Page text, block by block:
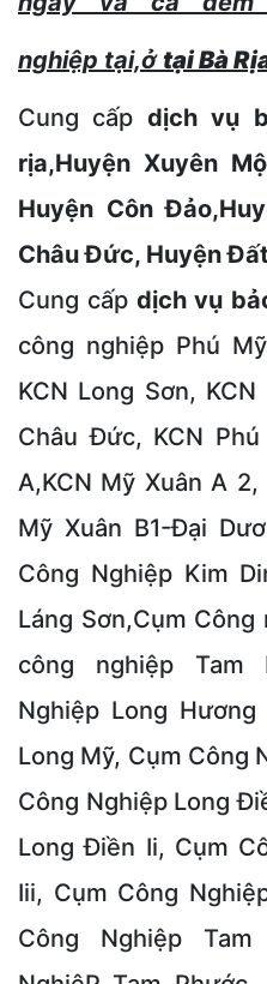
nghiệp tại,ởtại Bà
Cung cấp dịch vụ
rịa,Huyện Xuyên
Huyện Côn
Châu Đức, Huyện
Cung cấp dịch vụ
công nghiệp Phú
KCN Long Sơn,
Châu Đức, KCN
A,KCN Mỹ Xuân A 2,
Mỹ Xuân B1-Đại
Công Nghiệp Kim
Láng Sơn,Cụm
công nghiệp Tam
Nghiệp Long
Long Mỹ, Cụm Công
Công Nghiệp Long
Long Điền Ii, Cụm
Iii, Cụm Công
Công Nghiệp